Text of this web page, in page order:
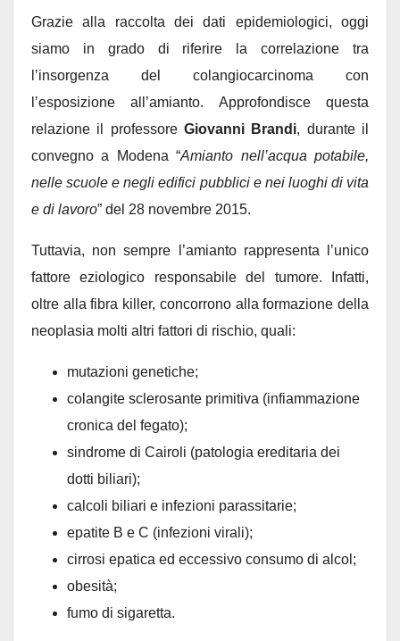
Grazie alla raccolta dei dati epidemiologici, oggi
siamo in grado di riferire la correlazione tra
l’insorgenza del colangiocarcinoma con
l’esposizione all’amianto. Approfondisce questa
relazione il professore Giovanni Brandi, durante il
convegno a Modena “Amianto nell’acqua potabile,
nelle scuole e negli edifici pubblici e nei luoghi di vita
e di lavoro” del 28 novembre 2015.
Tuttavia, non sempre l’amianto rappresenta l’unico
fattore eziologico responsabile del tumore. Infatti,
oltre alla fibra killer, concorrono alla formazione della
neoplasia molti altri fattori di rischio, quali:
mutazioni genetiche;
colangite sclerosante primitiva (infiammazione
cronica del fegato);
sindrome di Cairoli (patologia ereditaria dei
dotti biliari);
calcoli biliari e infezioni parassitarie;
epatite B e C (infezioni virali);
cirrosi epatica ed eccessivo consumo di alcol;
obesità;
fumo di sigaretta.